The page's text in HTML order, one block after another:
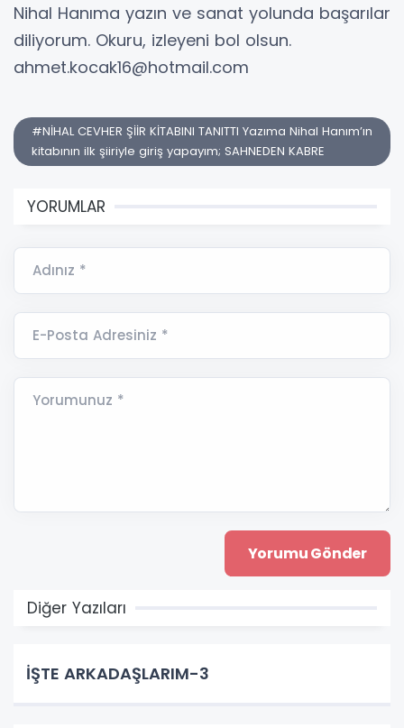
Nihal Hanıma yazın ve sanat yolunda başarılar
diliyorum. Okuru, izleyeni bol olsun.
ahmet.kocak16@hotmail.com
#NİHAL CEVHER ŞİİR KİTABINI TANITTI Yazıma Nihal Hanım’ın
kitabının ilk şiiriyle giriş yapayım; SAHNEDEN KABRE
YORUMLAR
Adınız *
E-Posta Adresiniz *
Yorumunuz *
Diğer Yazıları
İŞTE ARKADAŞLARIM-3